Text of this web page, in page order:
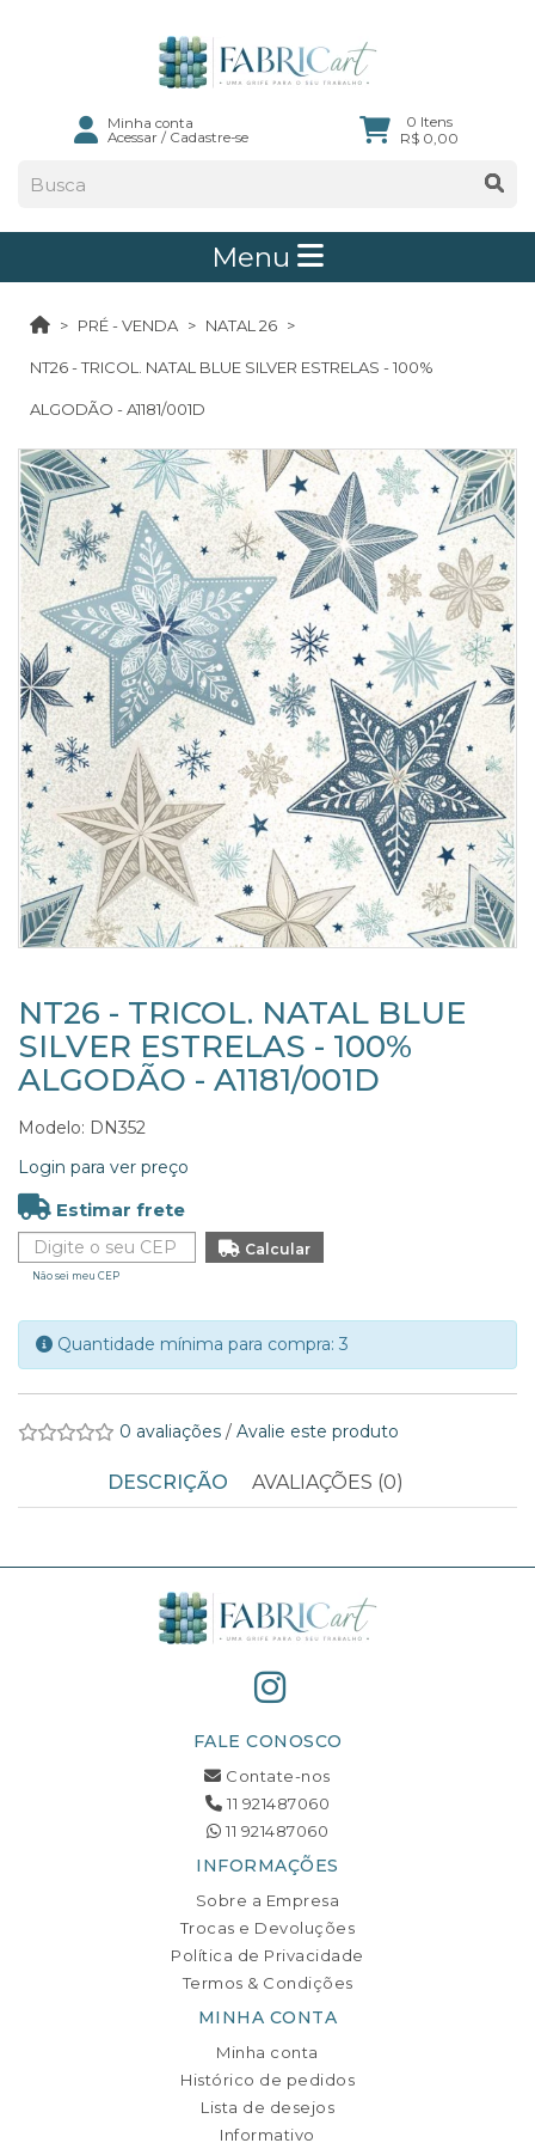
Minha conta
Acessar/ Cadastre-se
0 Itens
R$ 0,00
Menu
PRÉ - VENDA NATAL 26
NT26 - TRICOL. NATAL BLUE SILVER ESTRELAS - 100%
ALGODÃO - A1181/001D
NT26 - TRICOL. NATAL BLUE
SILVER ESTRELAS - 100%
ALGODÃO - A1181/001D
Modelo: DN352
Login para ver preço
Estimar frete
Não sei meu CEP
Quantidade mínima para compra: 3
0 avaliações / Avalie este produto
DESCRIÇÃO AVALIAÇÕES (0)
FALE CONOSCO
Contate-nos
11 921487060
11 921487060
INFORMAÇÕES
Sobre a Empresa
Trocas e Devoluções
Política de Privacidade
Termos & Condições
MINHA CONTA
Minha conta
Histórico de pedidos
Lista de desejos
Informativo